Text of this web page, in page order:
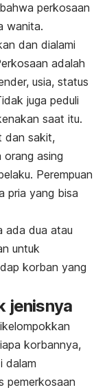
perkosaan
wanita.
dan dialami
adalah
usia, status
juga peduli
saat itu.
dan sakit,
asing
Perempuan
pria yang bisa
ada dua atau
untuk
korban yang
jenisnya
korbannya,
dalam
pemerkosaan